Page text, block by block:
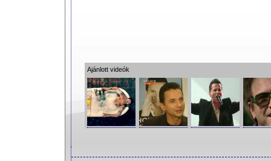
Ajánlott videók